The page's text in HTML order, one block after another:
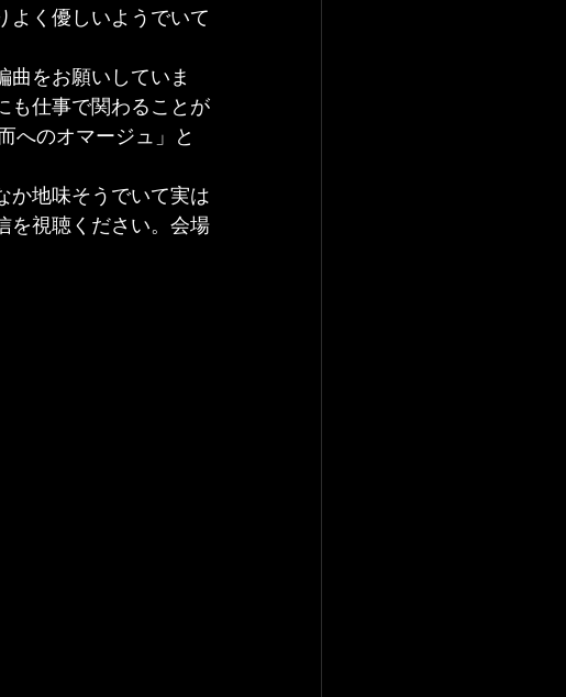
よく優しいようでいて
曲をお願いしていま
も仕事で関わることが
へのオマージュ」と
か地味そうでいて実は
を視聴ください。会場